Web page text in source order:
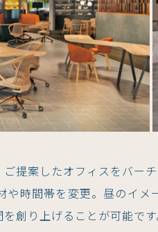
提案したオフィスをバーチ
時間帯を変更。昼のイ
創り上げることが可能です